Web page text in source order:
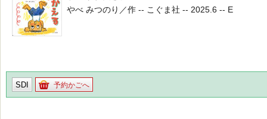
やべ みつのり／作 -- こぐま社 -- 2025.6 -- E
SDI 予約かごへ